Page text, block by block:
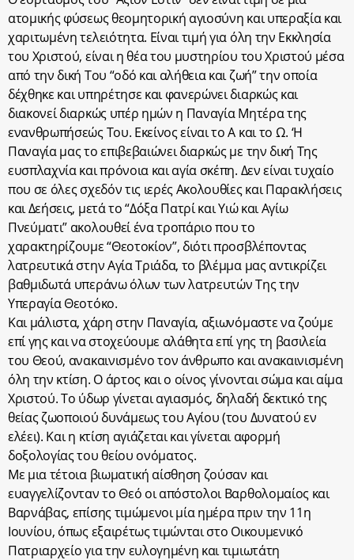
ατομικής φύσεως θεομητορική αγιοσύνη και υπεραξία και
χαριτωμένη τελειότητα. Είναι τιμή για όλη την Εκκλησία
του Χριστού, είναι η θέα του μυστηρίου του Χριστού μέσα
από την δική Του “οδό και αλήθεια και ζωή” την οποία
δέχθηκε και υπηρέτησε και φανερώνει διαρκώς και
διακονεί διαρκώς υπέρ ημών η Παναγία Μητέρα της
ενανθρωπήσεώς Του. Εκείνος είναι το Α και το Ω. ‘Η
Παναγία μας το επιβεβαιώνει διαρκώς με την δική Της
ευσπλαχνία και πρόνοια και αγία σκέπη. Δεν είναι τυχαίο
που σε όλες σχεδόν τις ιερές Ακολουθίες και Παρακλήσεις
και Δεήσεις, μετά το “Δόξα Πατρί και Υιώ και Αγίω
Πνεύματι” ακολουθεί ένα τροπάριο που το
χαρακτηρίζουμε “Θεοτοκίον”, διότι προσβλέποντας
λατρευτικά στην Αγία Τριάδα, το βλέμμα μας αντικρίζει
βαθμιδωτά υπεράνω όλων των λατρευτών Της την
Υπεραγία Θεοτόκο.
Και μάλιστα, χάρη στην Παναγία, αξιωνόμαστε να ζούμε
επί γης και να στοχεύουμε αλάθητα επί γης τη βασιλεία
του Θεού, ανακαινισμένο τον άνθρωπο και ανακαινισμένη
όλη την κτίση. Ο άρτος και ο οίνος γίνονται σώμα και αίμα
Χριστού. Το ύδωρ γίνεται αγιασμός, δηλαδή δεκτικό της
θείας ζωοποιού δυνάμεως του Αγίου (του Δυνατού εν
ελέει). Και η κτίση αγιάζεται και γίνεται αφορμή
δοξολογίας του θείου ονόματος.
Με μια τέτοια βιωματική αίσθηση ζούσαν και
ευαγγελίζονταν το Θεό οι απόστολοι Βαρθολομαίος και
Βαρνάβας, επίσης τιμώμενοι μία ημέρα πριν την 11η
Ιουνίου, όπως εξαιρέτως τιμώνται στο Οικουμενικό
Πατριαρχείο για την ευλογημένη και τιμιωτάτη